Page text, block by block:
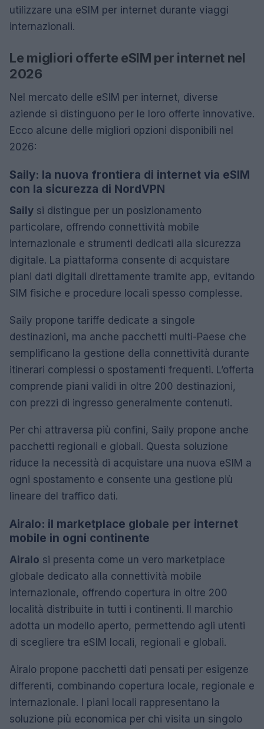
utilizzare una eSIM per internet durante viaggi
internazionali.
Le migliori offerte eSIM per internet nel
2026
Nel mercato delle eSIM per internet, diverse
aziende si distinguono per le loro offerte innovative.
Ecco alcune delle migliori opzioni disponibili nel
2026:
Saily: la nuova frontiera di internet via eSIM
con la sicurezza di NordVPN
Saily si distingue per un posizionamento
particolare, offrendo connettività mobile
internazionale e strumenti dedicati alla sicurezza
digitale. La piattaforma consente di acquistare
piani dati digitali direttamente tramite app, evitando
SIM fisiche e procedure locali spesso complesse.
Saily propone tariffe dedicate a singole
destinazioni, ma anche pacchetti multi-Paese che
semplificano la gestione della connettività durante
itinerari complessi o spostamenti frequenti. L’offerta
comprende piani validi in oltre 200 destinazioni,
con prezzi di ingresso generalmente contenuti.
Per chi attraversa più confini, Saily propone anche
pacchetti regionali e globali. Questa soluzione
riduce la necessità di acquistare una nuova eSIM a
ogni spostamento e consente una gestione più
lineare del traffico dati.
Airalo: il marketplace globale per internet
mobile in ogni continente
Airalo si presenta come un vero marketplace
globale dedicato alla connettività mobile
internazionale, offrendo copertura in oltre 200
località distribuite in tutti i continenti. Il marchio
adotta un modello aperto, permettendo agli utenti
di scegliere tra eSIM locali, regionali e globali.
Airalo propone pacchetti dati pensati per esigenze
differenti, combinando copertura locale, regionale e
internazionale. I piani locali rappresentano la
soluzione più economica per chi visita un singolo